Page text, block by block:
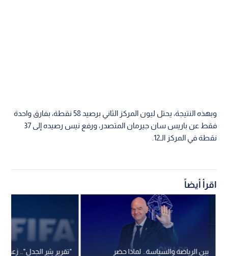
وبهذه النتيجة، يحتل ليون المركز الثاني برصيد 58 نقطة، بفارق واحدة
فقط عن باريس سان جيرمان المتصدر، ورفع نيس رصيده إلى 37
نقطة في المركز الـ12.
اقرأ أيضاً
"تقرير يثير الجدل".. زعم
بين الرياضة والسياسة.. لماذا حضر